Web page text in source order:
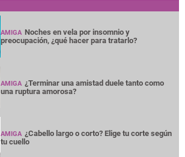
AMIGA Noches en vela por insomnio y
preocupación, ¿qué hacer para tratarlo?
AMIGA ¿Terminar una amistad duele tanto como
una ruptura amorosa?
AMIGA ¿Cabello largo o corto? Elige tu corte según
tu cuello